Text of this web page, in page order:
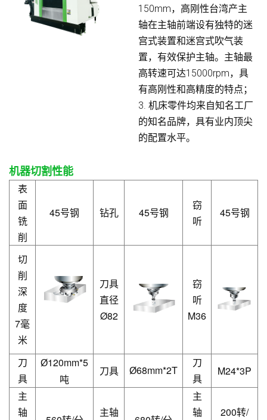
150mm，高刚性台湾产主
轴在主轴前端设有独特的迷
宫式装置和迷宫式吹气装
置，有效保护主轴。主轴最
高转速可达15000rpm，具
有高刚性和高精度的特点；
3. 机床零件均来自知名工厂
的知名品牌，具有业内顶尖
的配置水平。
机器切割性能
表
面
铣
削
45号钢 钻孔 45号钢
窃
听
45号钢
切
削
深
度
7毫
米
刀具
直径
Ø82
窃
听
M36
刀
具
Ø120mm*5
吨
刀具 Ø68mm*2T
刀
具
M24*3P
主
轴
主轴
主
轴
200转/